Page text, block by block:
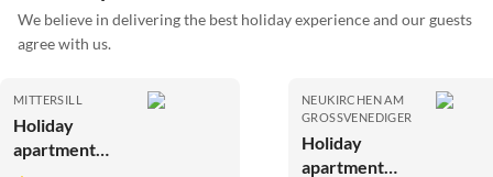
We believe in delivering the best holiday experience and our guests
agree with us.
MITTERSILL
Holiday
apartment
NEUKIRCHEN AM
GROSSVENEDIGER
Holiday
apartment